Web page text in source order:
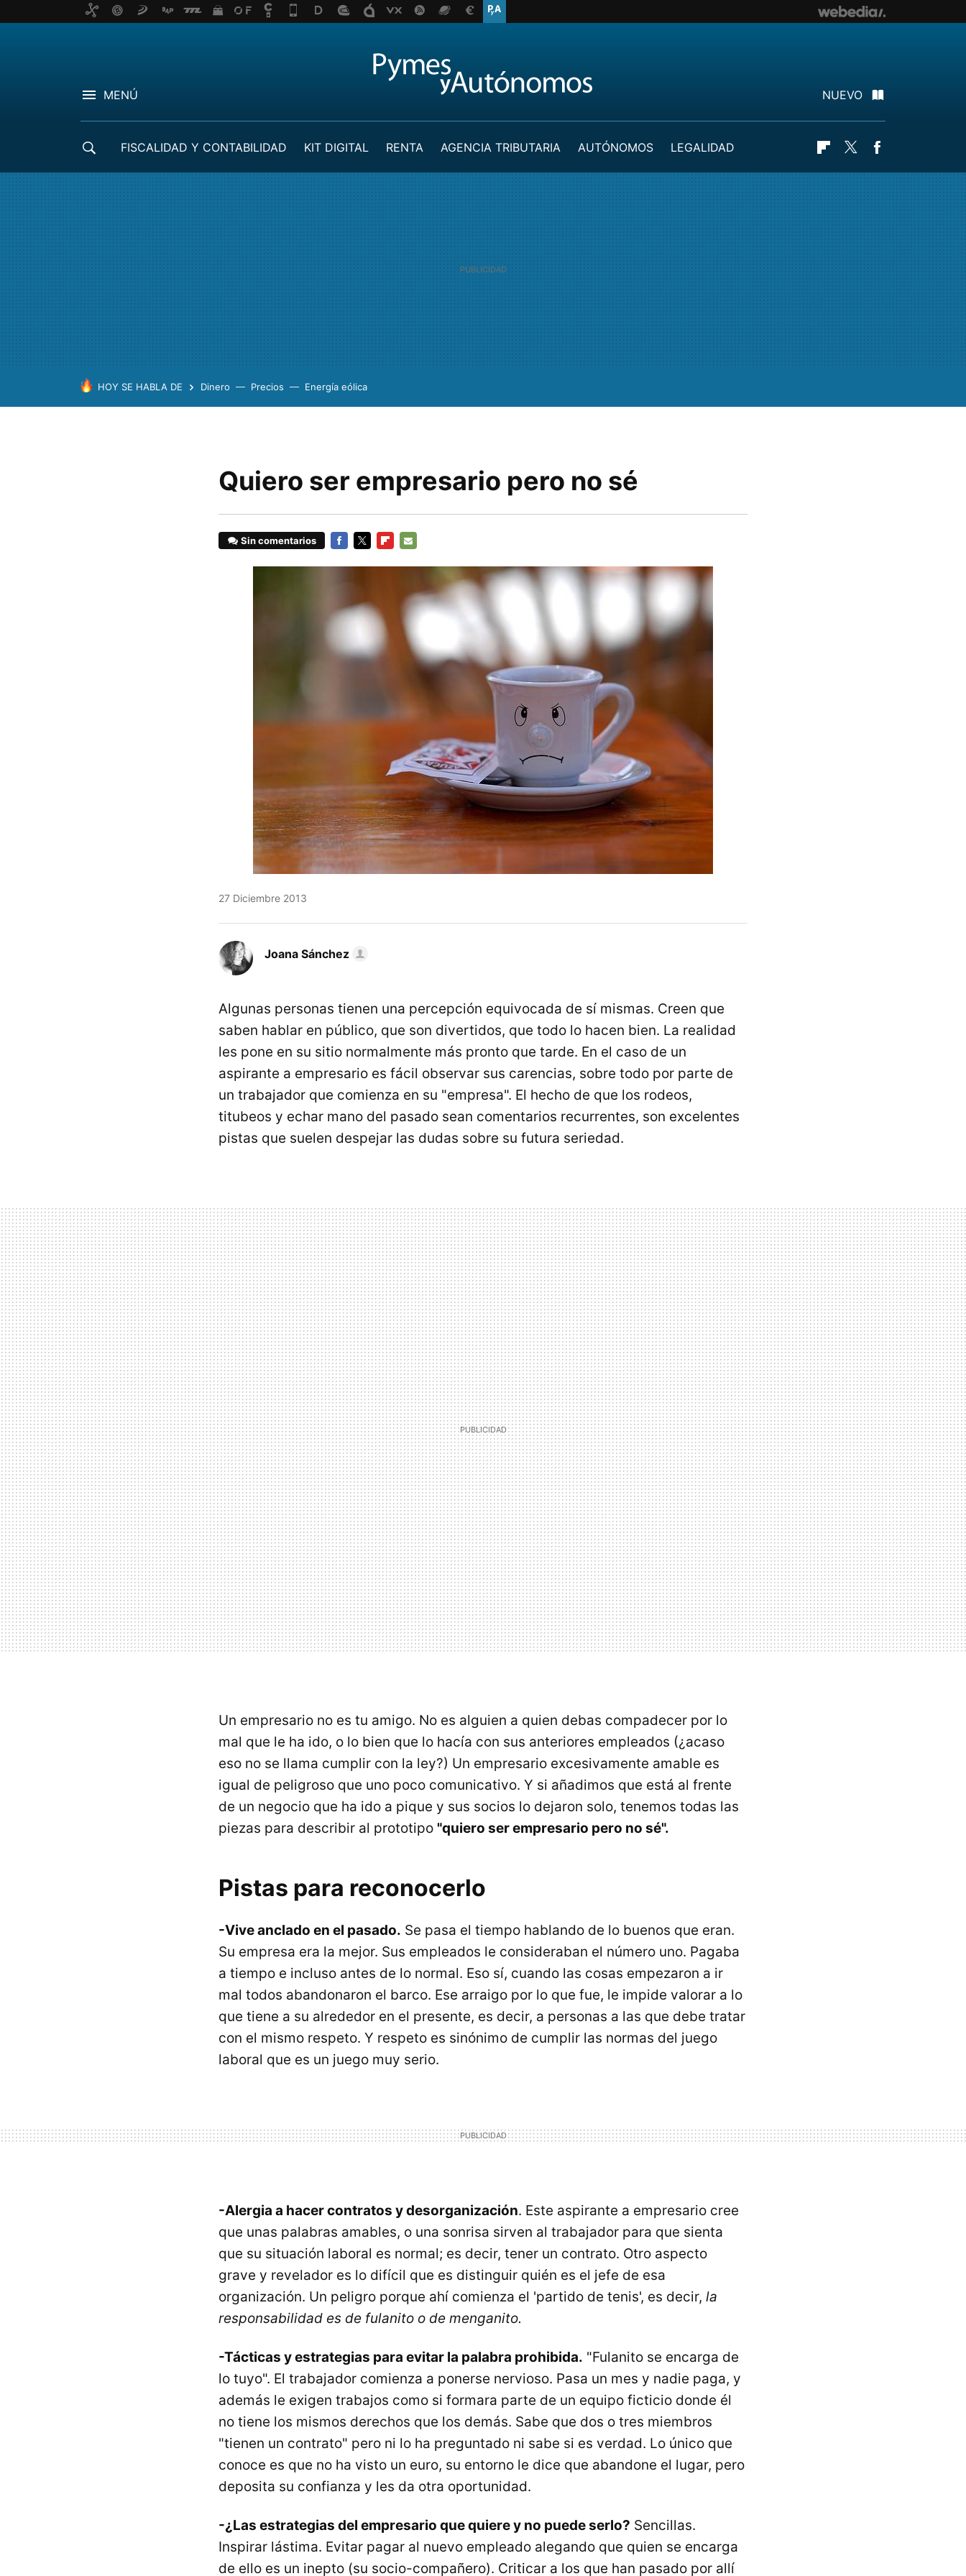
MENÚ NUEVO
FISCALIDAD Y CONTABILIDAD KIT DIGITAL RENTA AGENCIA TRIBUTARIA AUTÓNOMOS
LEGALIDAD
Flipboard
Twitter
HOY SE HABLA DE Dinero Precios Energía eólica
Quiero ser empresario pero no sé
Sin comentarios
27 Diciembre 2013
Joana Sánchez
Algunas personas tienen una percepción equivocada de sí mismas. Creen que
saben hablar en público, que son divertidos, que todo lo hacen bien. La realidad
les pone en su sitio normalmente más pronto que tarde. En el caso de un
aspirante a empresario es fácil observar sus carencias, sobre todo por parte de
un trabajador que comienza en su "empresa". El hecho de que los rodeos,
titubeos y echar mano del pasado sean comentarios recurrentes, son excelentes
pistas que suelen despejar las dudas sobre su futura seriedad.
Un empresario no es tu amigo. No es alguien a quien debas compadecer por lo
mal que le ha ido, o lo bien que lo hacía con sus anteriores empleados (¿acaso
eso no se llama cumplir con la ley?) Un empresario excesivamente amable es
igual de peligroso que uno poco comunicativo. Y si añadimos que está al frente
de un negocio que ha ido a pique y sus socios lo dejaron solo, tenemos todas las
piezas para describir al prototipo "quiero ser empresario pero no sé".
Pistas para reconocerlo
-Vive anclado en el pasado. Se pasa el tiempo hablando de lo buenos que eran.
Su empresa era la mejor. Sus empleados le consideraban el número uno. Pagaba
a tiempo e incluso antes de lo normal. Eso sí, cuando las cosas empezaron a ir
mal todos abandonaron el barco. Ese arraigo por lo que fue, le impide valorar a lo
que tiene a su alrededor en el presente, es decir, a personas a las que debe tratar
con el mismo respeto. Y respeto es sinónimo de cumplir las normas del juego
laboral que es un juego muy serio.
-Alergia a hacer contratos y desorganización. Este aspirante a empresario cree
que unas palabras amables, o una sonrisa sirven al trabajador para que sienta
que su situación laboral es normal; es decir, tener un contrato. Otro aspecto
grave y revelador es lo difícil que es distinguir quién es el jefe de esa
organización. Un peligro porque ahí comienza el 'partido de tenis', es decir, la
responsabilidad es de fulanito o de menganito.
-Tácticas y estrategias para evitar la palabra prohibida. "Fulanito se encarga de
lo tuyo". El trabajador comienza a ponerse nervioso. Pasa un mes y nadie paga, y
además le exigen trabajos como si formara parte de un equipo ficticio donde él
no tiene los mismos derechos que los demás. Sabe que dos o tres miembros
"tienen un contrato" pero ni lo ha preguntado ni sabe si es verdad. Lo único que
conoce es que no ha visto un euro, su entorno le dice que abandone el lugar, pero
deposita su confianza y les da otra oportunidad.
-¿Las estrategias del empresario que quiere y no puede serlo? Sencillas.
Inspirar lástima. Evitar pagar al nuevo empleado alegando que quien se encarga
de ello es un inepto (su socio-compañero). Criticar a los que han pasado por allí